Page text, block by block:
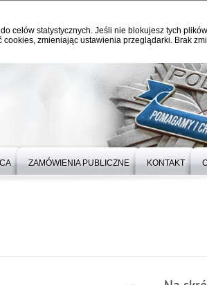
celów statystycznych. Jeśli nie blokujesz tych
zmieniając ustawienia przeglądarki. Brak
ZAMÓWIENIA PUBLICZNE KONTAKT